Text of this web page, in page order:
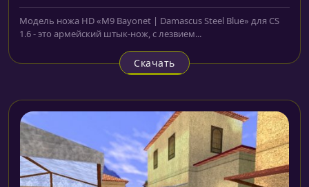
Модель ножа HD «M9 Bayonet | Damascus Steel Blue» для CS
1.6 - это армейский штык-нож, с лезвием...
Скачать